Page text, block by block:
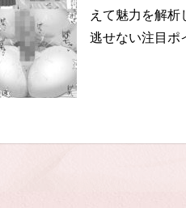
えて魅力を解
逃せない注目ポ